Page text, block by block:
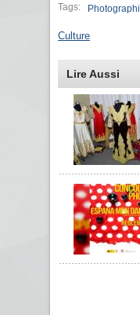
Tags:
Culture
Lire Aussi